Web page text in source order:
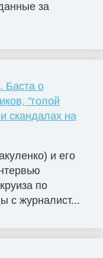
за
Баста о
"голой
скандалах на
и его
по
с журналист...